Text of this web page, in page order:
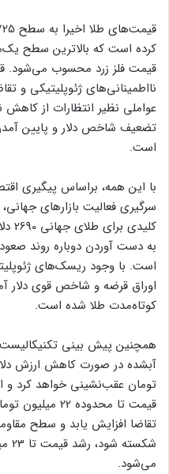
کرده‌ است که بالاترین سطح
قیمت فلز زرد محسوب می‌شود.
نااطمینانی‌های ژئوپلیتیکی و
عواملی نظیر انتظارات از کاهش
تضعیف شاخص دلار و پایین آمدن
است.
با این همه، براساس پیگیری
سرگیری فعالیت بازارهای
است. با وجود ریسک‌های
اوراق قرضه و شاخص قوی دلار
کوتاه‌مدت طلا شده است.
همچنین پیش بینی
تومان عقب‌نشینی خواهد کرد
قیمت تا
می‌شود.